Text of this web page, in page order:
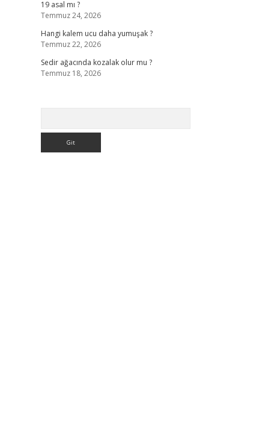
19 asal mı ?
Temmuz 24, 2026
Hangi kalem ucu daha yumuşak ?
Temmuz 22, 2026
Sedir ağacında kozalak olur mu ?
Temmuz 18, 2026